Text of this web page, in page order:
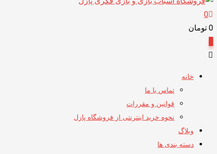
0
0 تومان
خانه
تماس با ما
قوانین و مقررات
نحوه خرید اینترنتی از فروشگاه پازل
وبلاگ
دسته بندی ها